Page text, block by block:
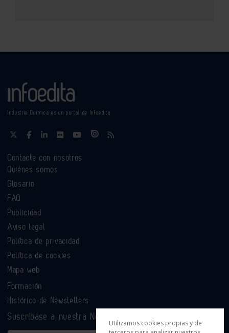
Industria Química es un portal de Infoedita
Contacte con nosotros
Quiénes somos
Glosario
FAQ
Publicidad
Aviso legal
Política de privacidad
Política de cookies
Mapa web
Formación
Histórico de Newsletters
Suscríbase a nuestra Newsletter
Utilizamos cookies propias y de